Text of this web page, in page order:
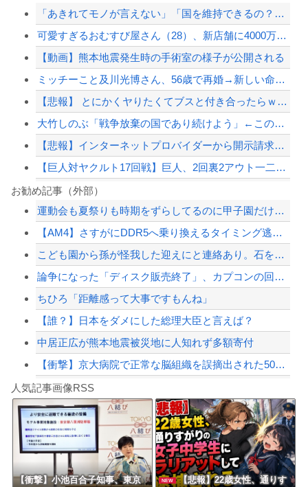
「あきれてモノが言えない」「国を維持できるの？」外国人の永住許可要件の厳格化で在...
可愛すぎるおむすび屋さん（28）、新店舗に4000万円クラファンした成功した結果...
【動画】熊本地震発生時の手術室の様子が公開される
ミッチーこと及川光博さん、56歳で再婚→新しい命まで授かるｗｗｗｗｗ
【悲報】 とにかくヤりたくてブスと付き合ったらｗｗｗｗｗｗｗｗｗｗｗｗｗｗｗ
大竹しのぶ「戦争放棄の国であり続けよう」←この投稿が話題に
【悲報】インターネットプロバイダーから開示請求が届いた…
【巨人対ヤクルト17回戦】巨人、2回裏2アウト一二塁から浦田のタイムリーで同点に...
京大病院、手術ミスで50代女性患者を「植物状態」に 脳腫瘍摘出手術で腫瘍の無い部...
ジャンポケ斎藤と代理人のやりとり、「地獄すぎて完全にコントになってる……」と衝撃...
「外国人受け入れ反対」大幅増 若い世代で多く
【配信者】「金バエ」のSNS更新が1週間途絶え、様々な憶測が飛び交う。1週間ぶり...
Powered by livedoor 相互RSS
お勧め記事（外部）
運動会も夏祭りも時期をずらしてるのに甲子園だけ変わらないのね
【AM4】さすがにDDR5へ乗り換えるタイミング逃し感が半端ない
こども園から孫が怪我した迎えにと連絡あり。石をどかしてミミズ集め足の上に石を落と...
論争になった「ディスク販売終了」、カプコンの回答と衝撃の詳細がコチラ・・・「え？...
ちひろ「距離感って大事ですもんね」
【誰？】日本をダメにした総理大臣と言えば？
中居正広が熊本地震被災地に人知れず多額寄付
【衝撃】京大病院で正常な脳組織を誤摘出された50代女性、手足も動かせず自発呼吸も...
寺田心さん(18)、筋トレした結果無事かわいくなる
【動画】これはお見事。中国重慶市で珍しい事故が撮影される。
8/4のニュース
日本旅行キャンセルすべきか…1万年ぶり史上最大級の火山の兆し＝韓国の反応
更新中止のお知らせ
人気記事画像RSS
【衝撃】小池百合子知事、東京
NEW
【悲報】22歳女性、通りす